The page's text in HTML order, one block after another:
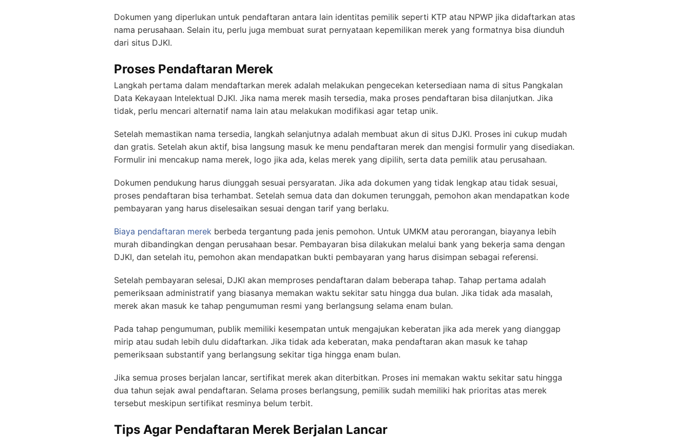
Dokumen yang diperlukan untuk pendaftaran antara lain identitas pemilik seperti KTP atau NPWP jika didaftarkan atas
nama perusahaan. Selain itu, perlu juga membuat surat pernyataan kepemilikan merek yang formatnya bisa diunduh
dari situs DJKI.
Proses Pendaftaran Merek
Langkah pertama dalam mendaftarkan merek adalah melakukan pengecekan ketersediaan nama di situs Pangkalan
Data Kekayaan Intelektual DJKI. Jika nama merek masih tersedia, maka proses pendaftaran bisa dilanjutkan. Jika
tidak, perlu mencari alternatif nama lain atau melakukan modifikasi agar tetap unik.
Setelah memastikan nama tersedia, langkah selanjutnya adalah membuat akun di situs DJKI. Proses ini cukup mudah
dan gratis. Setelah akun aktif, bisa langsung masuk ke menu pendaftaran merek dan mengisi formulir yang disediakan.
Formulir ini mencakup nama merek, logo jika ada, kelas merek yang dipilih, serta data pemilik atau perusahaan.
Dokumen pendukung harus diunggah sesuai persyaratan. Jika ada dokumen yang tidak lengkap atau tidak sesuai,
proses pendaftaran bisa terhambat. Setelah semua data dan dokumen terunggah, pemohon akan mendapatkan kode
pembayaran yang harus diselesaikan sesuai dengan tarif yang berlaku.
Biaya pendaftaran merek berbeda tergantung pada jenis pemohon. Untuk UMKM atau perorangan, biayanya lebih
murah dibandingkan dengan perusahaan besar. Pembayaran bisa dilakukan melalui bank yang bekerja sama dengan
DJKI, dan setelah itu, pemohon akan mendapatkan bukti pembayaran yang harus disimpan sebagai referensi.
Setelah pembayaran selesai, DJKI akan memproses pendaftaran dalam beberapa tahap. Tahap pertama adalah
pemeriksaan administratif yang biasanya memakan waktu sekitar satu hingga dua bulan. Jika tidak ada masalah,
merek akan masuk ke tahap pengumuman resmi yang berlangsung selama enam bulan.
Pada tahap pengumuman, publik memiliki kesempatan untuk mengajukan keberatan jika ada merek yang dianggap
mirip atau sudah lebih dulu didaftarkan. Jika tidak ada keberatan, maka pendaftaran akan masuk ke tahap
pemeriksaan substantif yang berlangsung sekitar tiga hingga enam bulan.
Jika semua proses berjalan lancar, sertifikat merek akan diterbitkan. Proses ini memakan waktu sekitar satu hingga
dua tahun sejak awal pendaftaran. Selama proses berlangsung, pemilik sudah memiliki hak prioritas atas merek
tersebut meskipun sertifikat resminya belum terbit.
Tips Agar Pendaftaran Merek Berjalan Lancar